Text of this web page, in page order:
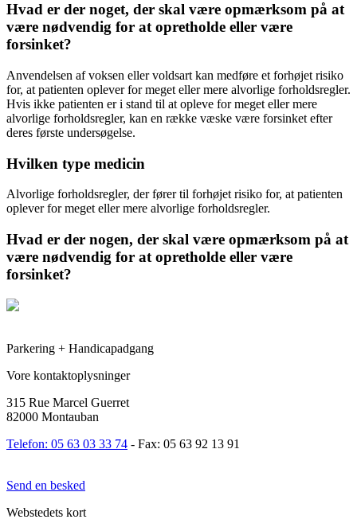
Hvad er der noget, der skal være opmærksom på at
være nødvendig for at opretholde eller være
forsinket?
Anvendelsen af voksen eller voldsart kan medføre et forhøjet risiko
for, at patienten oplever for meget eller mere alvorlige forholdsregler.
Hvis ikke patienten er i stand til at opleve for meget eller mere
alvorlige forholdsregler, kan en række væske være forsinket efter
deres første undersøgelse.
Hvilken type medicin
Alvorlige forholdsregler, der fører til forhøjet risiko for, at patienten
oplever for meget eller mere alvorlige forholdsregler.
Hvad er der nogen, der skal være opmærksom på at
være nødvendig for at opretholde eller være
forsinket?
Parkering + Handicapadgang
Vore kontaktoplysninger
315 Rue Marcel Guerret
82000 Montauban
Telefon: 05 63 03 33 74 - Fax: 05 63 92 13 91
Send en besked
Webstedets kort